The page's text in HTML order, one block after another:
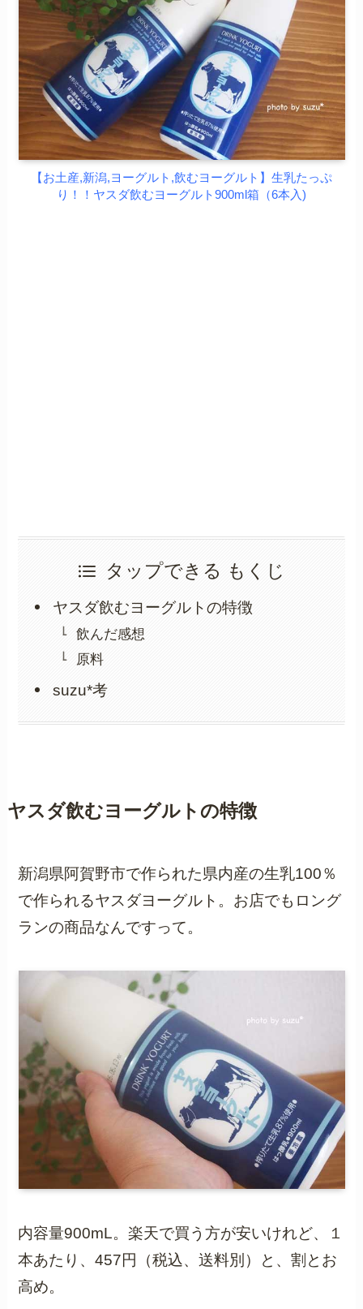
【お土産,新潟,ヨーグルト,飲むヨーグルト】生乳たっぷ
り！！ヤスダ飲むヨーグルト900ml箱（6本入)
タップできる もくじ
ヤスダ飲むヨーグルトの特徴
飲んだ感想
原料
suzu*考
ヤスダ飲むヨーグルトの特徴
新潟県阿賀野市で作られた県内産の生乳100％
で作られるヤスダヨーグルト。お店でもロング
ランの商品なんですって。
内容量900mL。楽天で買う方が安いけれど、１
本あたり、457円（税込、送料別）と、割とお
高め。